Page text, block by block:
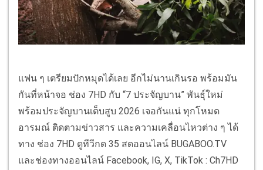
แฟน ๆ เตรียมปักหมุดได้เลย อีกไม่นานเกินรอ พร้อมมัน
กันที่หน้าจอ ช่อง 7HD กับ “7 ประจัญบาน” พันธุ์ใหม่
พร้อมประจัญบานเต็บสูบ 2026 เจอกันแน่ ทุกโหมด
อารมณ์ ติดตามข่าวสาร และความเคลื่อนไหวต่าง ๆ ได้
ทาง ช่อง 7HD ดูทีวีกด 35 สดออนไลน์ BUGABOO.TV
และช่องทางออนไลน์ Facebook, IG, X, TikTok : Ch7HD